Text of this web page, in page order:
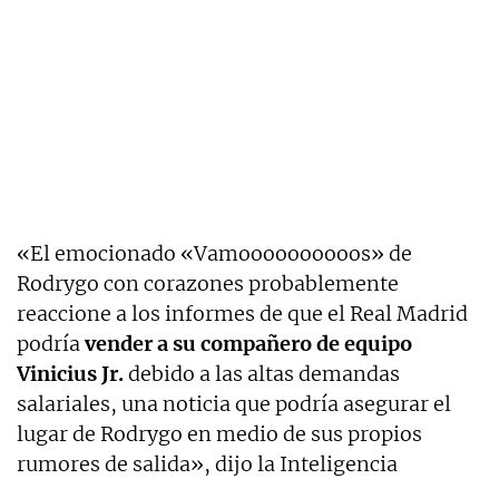
«El emocionado «Vamoooooooooos» de
Rodrygo con corazones probablemente
reaccione a los informes de que el Real Madrid
podríavender a su compañero de equipo
Vinicius Jr.debido a las altas demandas
salariales, una noticia que podría asegurar el
lugar de Rodrygo en medio de sus propios
rumores de salida», dijo la Inteligencia